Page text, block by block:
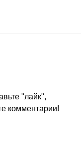
"лайк",
комментарии!